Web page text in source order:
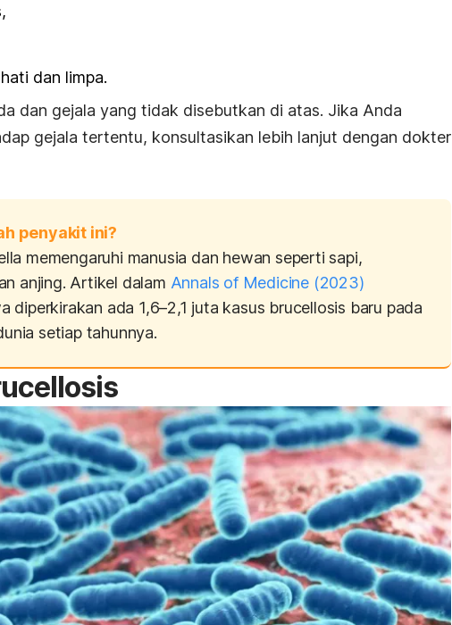
dan limpa.
dan gejala yang tidak disebutkan di atas. Jika Anda
gejala tertentu, konsultasikan lebih lanjut dengan dokter
penyakit ini?
memengaruhi manusia dan hewan seperti sapi,
anjing. Artikel dalam Annals of Medicine (2023)
diperkirakan ada 1,6–2,1 juta kasus brucellosis baru pada
setiap tahunnya.